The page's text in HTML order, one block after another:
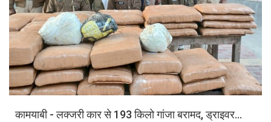
करियर
स्त्री
राज्य
कृषि
मूवी मसाला
कामयाबी - लक्जरी कार से 193 किलो गांजा बरामद, ड्राइवर...